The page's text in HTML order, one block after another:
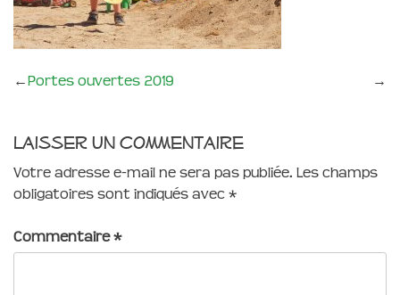
←Portes ouvertes 2019 →
Laisser un commentaire
Votre adresse e-mail ne sera pas publiée. Les champs
obligatoires sont indiqués avec *
Commentaire*